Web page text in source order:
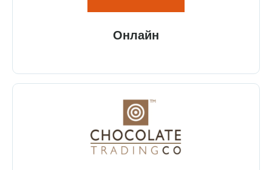
Онлайн